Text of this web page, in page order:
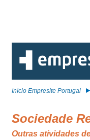
Início Empresite Portugal
Sociedade
Outras atividades